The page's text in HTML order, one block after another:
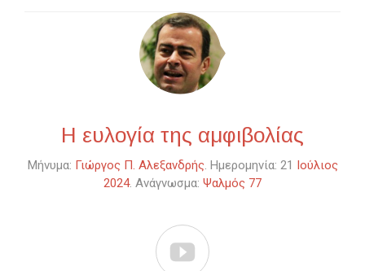
Η ευλογία της αμφιβολίας
Μήνυμα: Γιώργος Π. Αλεξανδρής. Ημερομηνία: 21 Ιούλιος
2024. Ανάγνωσμα: Ψαλμός 77
